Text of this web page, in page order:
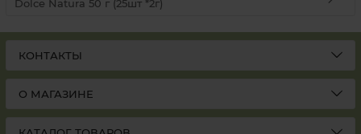
Dolce Natura 50 г (25шт *2г)
КОНТАКТЫ
О МАГАЗИНЕ